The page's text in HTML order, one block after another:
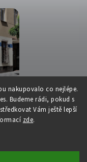
nakupovalo co nejlépe.
Budeme rádi, pokud s
Vám ještě lepší
zde.
práva vyhrazena.